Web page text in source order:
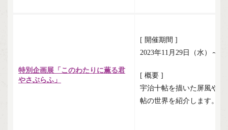
特別企画展「このわたりに薫る君
やさぶらふ」
[ 開催期間 ]
2023年11月29日（水）～
[ 概要 ]
宇治十帖を描いた屏風や
帖の世界を紹介します。